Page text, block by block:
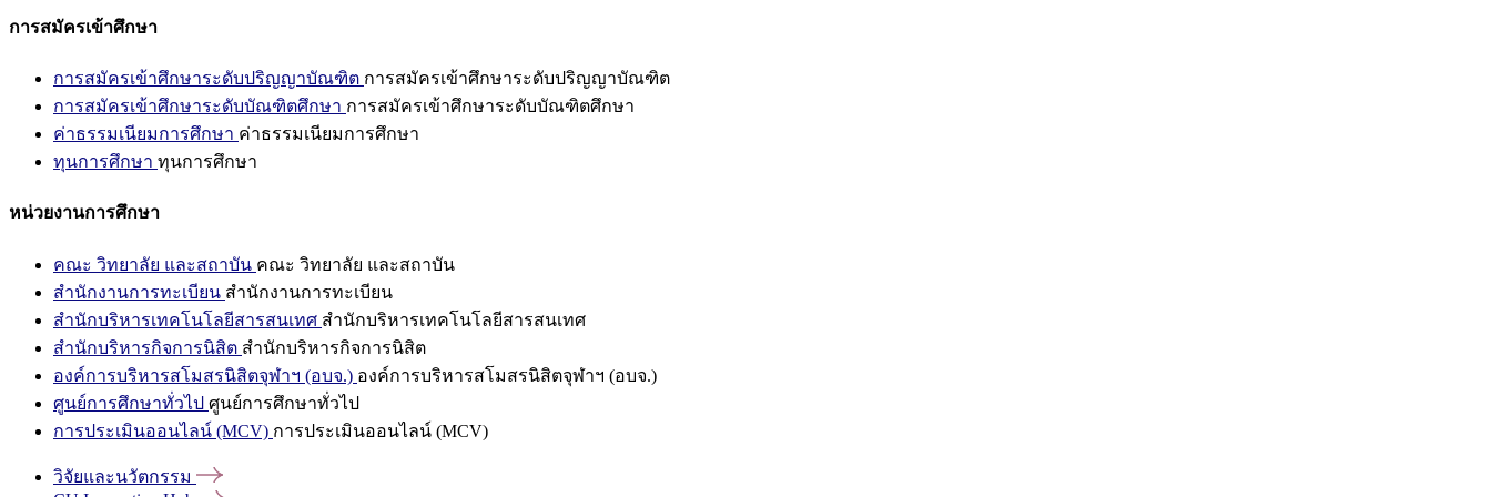
การสมัครเข้าศึกษา
การสมัครเข้าศึกษาระดับปริญญาบัณฑิต การสมัครเข้าศึกษาระดับปริญญาบัณฑิต
การสมัครเข้าศึกษาระดับบัณฑิตศึกษา การสมัครเข้าศึกษาระดับบัณฑิตศึกษา
ค่าธรรมเนียมการศึกษา ค่าธรรมเนียมการศึกษา
ทุนการศึกษา ทุนการศึกษา
หน่วยงานการศึกษา
คณะ วิทยาลัย และสถาบัน คณะ วิทยาลัย และสถาบัน
สำนักงานการทะเบียน สำนักงานการทะเบียน
สำนักบริหารเทคโนโลยีสารสนเทศ สำนักบริหารเทคโนโลยีสารสนเทศ
สำนักบริหารกิจการนิสิต สำนักบริหารกิจการนิสิต
องค์การบริหารสโมสรนิสิตจุฬาฯ (อบจ.) องค์การบริหารสโมสรนิสิตจุฬาฯ (อบจ.)
ศูนย์การศึกษาทั่วไป ศูนย์การศึกษาทั่วไป
การประเมินออนไลน์ (MCV) การประเมินออนไลน์ (MCV)
วิจัยและนวัตกรรม